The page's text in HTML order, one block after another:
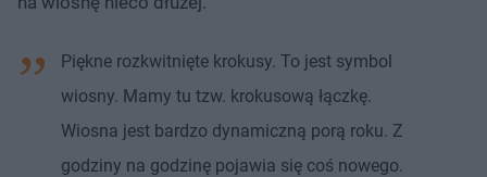
Piękne rozkwitnięte krokusy. To jest symbol
wiosny. Mamy tu tzw. krokusową łączkę.
Wiosna jest bardzo dynamiczną porą roku. Z
godziny na godzinę pojawia się coś nowego.